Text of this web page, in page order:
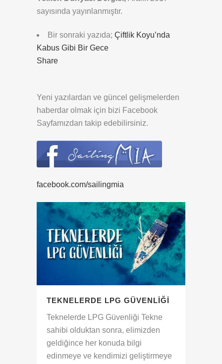
sayısında yayınlanmıştır.
Bir sonraki yazıda; Çiftlik Koyu’nda
Kabus Gibi Bir Gece
Share
Yeni yazılardan ve güncel gelişmelerden
haberdar olmak için bizi Facebook
Sayfamızdan takip edebilirsiniz.
facebook.com/sailingmia
TEKNELERDE LPG GÜVENLIĞI
Teknelerde LPG Güvenliği Tekne
sahibi olduktan sonra, elimizden
geldiğince her konuda bilgi
edinmeye ve kendimizi geliştirmeye